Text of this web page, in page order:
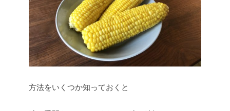
方法をいくつか知っておくと